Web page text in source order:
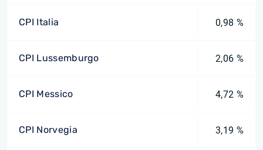
CPI Italia 0,98 %
CPI Lussemburgo 2,06 %
CPI Messico 4,72 %
CPI Norvegia 3,19 %